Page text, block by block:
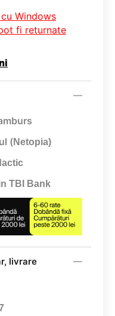
Windows
fi returnate
(Netopia)
TBI Bank
livrare